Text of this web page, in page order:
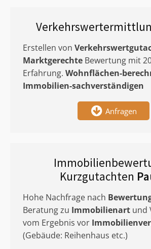
Erstellen von
Marktgerechte Bewertung mit
Erfahrung. Wohnflächen-
Immobilien-sachverständigen
Anfragen
Kurzgutachten
Hohe Nachfrage nach
Beratung zu Immobilienart und
vom Ergebnis vor
(Gebäude: Reihenhaus etc.)